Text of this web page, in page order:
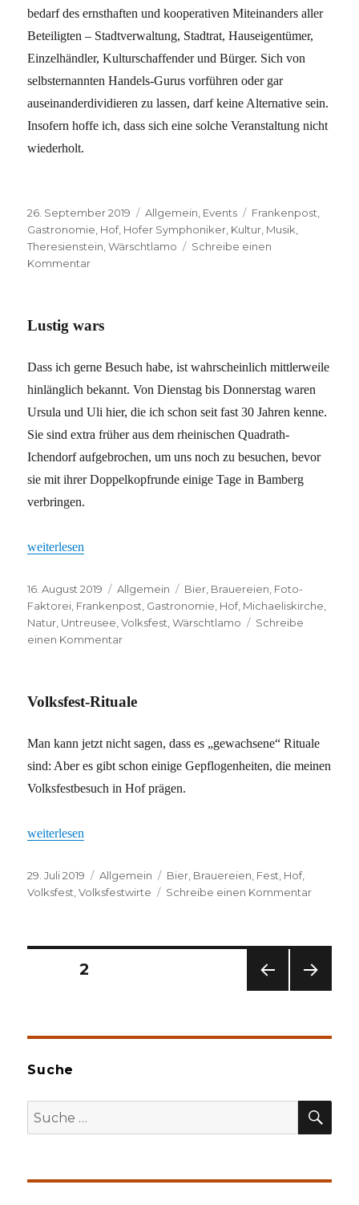
bedarf des ernsthaften und kooperativen Miteinanders aller
Beteiligten – Stadtverwaltung, Stadtrat, Hauseigentümer,
Einzelhändler, Kulturschaffender und Bürger. Sich von
selbsternannten Handels-Gurus vorführen oder gar
auseinanderdividieren zu lassen, darf keine Alternative sein.
Insofern hoffe ich, dass sich eine solche Veranstaltung nicht
wiederholt.
Veröffentlicht
am
26. September 2019 Kategorien
Allgemein, Events Schlagwörter
Frankenpost,
Gastronomie, Hof, Hofer Symphoniker, Kultur, Musik,
Theresienstein,Wärschtlamo
Schreibe einen
Kommentarzu
Lustig wars
Dass ich gerne Besuch habe, ist wahrscheinlich mittlerweile
hinlänglich bekannt. Von Dienstag bis Donnerstag waren
Ursula und Uli hier, die ich schon seit fast 30 Jahren kenne.
Sie sind extra früher aus dem rheinischen Quadrath-
Ichendorf aufgebrochen, um uns noch zu besuchen, bevor
sie mit ihrer Doppelkopfrunde einige Tage in Bamberg
verbringen.
„Lustig wars“
weiterlesen
Veröffentlicht
am
16. August 2019 Kategorien
Allgemein Schlagwörter
Bier, Brauereien, Foto-
Faktorei, Frankenpost, Gastronomie, Hof, Michaeliskirche,
Natur, Untreusee,Volksfest,Wärschtlamo
Schreibe
einen Kommentarzu
Volksfest-Rituale
Man kann jetzt nicht sagen, dass es „gewachsene“ Rituale
sind: Aber es gibt schon einige Gepflogenheiten, die meinen
Volksfestbesuch in Hof prägen.
„Volksfest-Rituale“
weiterlesen
Veröffentlicht
am
29. Juli 2019 Kategorien
Allgemein Schlagwörter
Bier, Brauereien, Fest, Hof,
Volksfest,Volksfestwirte Schreibe einen Kommentarzu
Seitennummerierung
Beiträge
SEIT
SEITE2
E
Suche
Suche
nach: